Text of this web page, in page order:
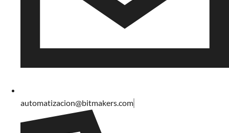
automatizacion@bitmakers.com